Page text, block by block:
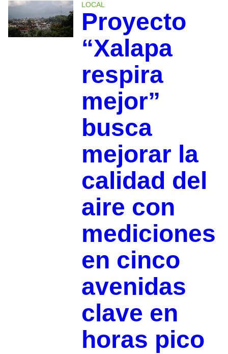
LOCAL
Proyecto
“Xalapa
respira
mejor”
busca
mejorar la
calidad del
aire con
mediciones
en cinco
avenidas
clave en
horas pico